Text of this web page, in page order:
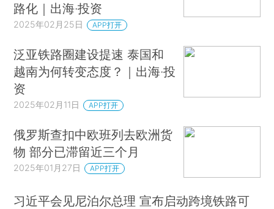
路化｜出海·投资
2025年02月25日 APP打开
泛亚铁路圈建设提速 泰国和
越南为何转变态度？｜出海·投
资
2025年02月11日 APP打开
俄罗斯查扣中欧班列去欧洲货
物 部分已滞留近三个月
2025年01月27日 APP打开
习近平会见尼泊尔总理 宣布启动跨境铁路可